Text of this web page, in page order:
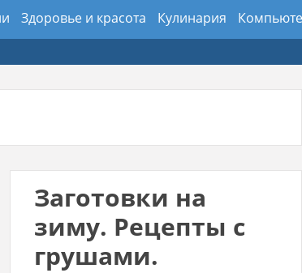
меню
Здоровье и красота Кулинария
Оборудование и инструмент Образование
Заготовки на
зиму. Рецепты с
грушами.